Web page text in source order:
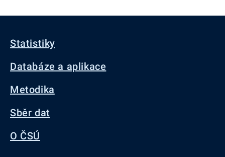
Statistiky
Databáze a aplikace
Metodika
Sběr dat
O ČSÚ